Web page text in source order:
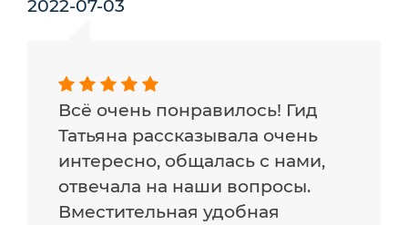
2022-07-03
Всё очень понравилось! Гид
Татьяна рассказывала очень
интересно, общалась с нами,
отвечала на наши вопросы.
Вместительная удобная